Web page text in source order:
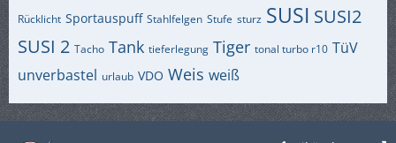
Rücklicht Sportauspuff Stahlfelgen Stufe sturz SUSI SUSI2
SUSI 2 Tacho Tank tieferlegung Tiger tonal turbo r10 TüV
unverbastel urlaub VDO Weis weiß